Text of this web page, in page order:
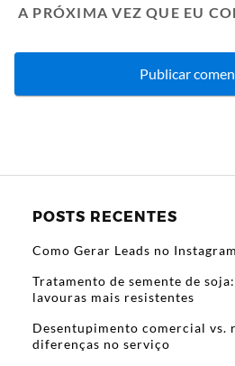
A PRÓXIMA VEZ QUE EU
POSTS RECENTES
Como Gerar Leads no
Tratamento de semente de
lavouras mais resistentes
Desentupimento comercial vs.
diferenças no serviço